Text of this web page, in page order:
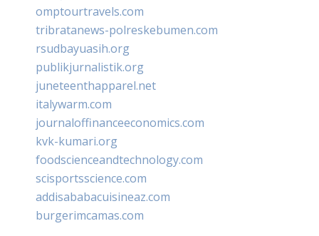
omptourtravels.com
tribratanews-polreskebumen.com
rsudbayuasih.org
publikjurnalistik.org
juneteenthapparel.net
italywarm.com
journaloffinanceeconomics.com
kvk-kumari.org
foodscienceandtechnology.com
scisportsscience.com
addisababacuisineaz.com
burgerimcamas.com